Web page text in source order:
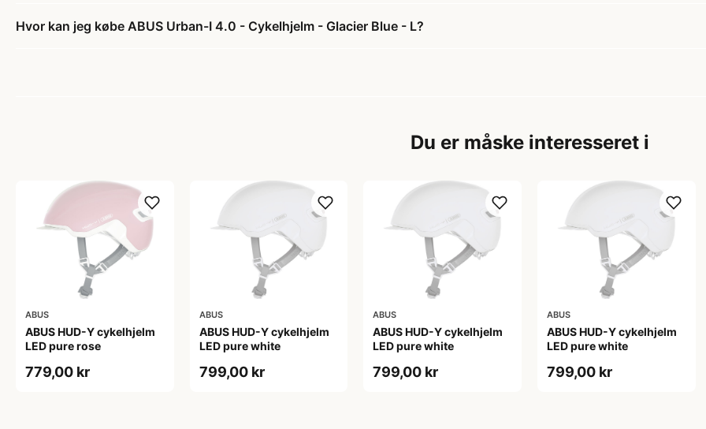
Hvor kan jeg købe ABUS Urban-I 4.0 - Cykelhjelm - Glacier Blue - L?
Du er måske interesseret i
ABUS
ABUS HUD-Y cykelhjelm
LED pure rose
779,00 kr
ABUS
ABUS HUD-Y cykelhjelm
LED pure white
799,00 kr
ABUS
ABUS HUD-Y cykelhjelm
LED pure white
799,00 kr
ABUS
ABUS HUD-Y cykelhjelm
LED pure white
799,00 kr